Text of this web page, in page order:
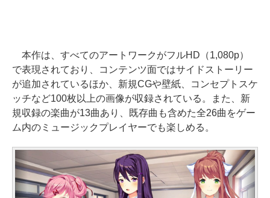
本作は、すべてのアートワークがフルHD（1,080p）
で表現されており、コンテンツ面ではサイドストーリー
が追加されているほか、新規CGや壁紙、コンセプトスケ
ッチなど100枚以上の画像が収録されている。また、新
規収録の楽曲が13曲あり、既存曲も含めた全26曲をゲー
ム内のミュージックプレイヤーでも楽しめる。